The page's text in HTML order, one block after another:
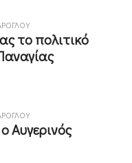
το πολιτικό
Αυγερινός